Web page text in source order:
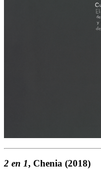
2 en 1, Chenia (2018)